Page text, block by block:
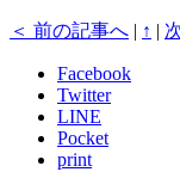
＜ 前の記事へ | ↑ |
Facebook
Twitter
LINE
Pocket
print